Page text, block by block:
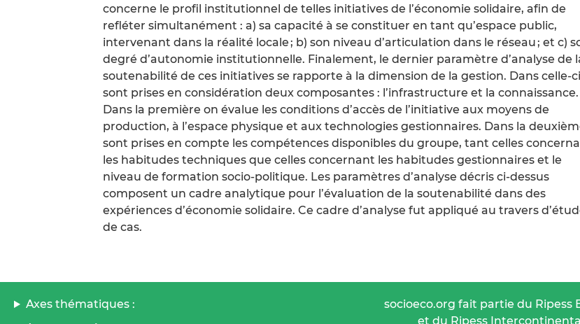
concerne le profil institutionnel de telles initiatives de l’économie solidaire, afin de
refléter simultanément : a) sa capacité à se constituer en tant qu’espace public,
intervenant dans la réalité locale ; b) son niveau d’articulation dans le réseau ; et c)
degré d’autonomie institutionnelle. Finalement, le dernier paramètre d’analyse de
soutenabilité de ces initiatives se rapporte à la dimension de la gestion. Dans celle-
sont prises en considération deux composantes : l’infrastructure et la connaissance.
Dans la première on évalue les conditions d’accès de l’initiative aux moyens de
production, à l’espace physique et aux technologies gestionnaires. Dans la
sont prises en compte les compétences disponibles du groupe, tant celles
les habitudes techniques que celles concernant les habitudes gestionnaires et le
niveau de formation socio-politique. Les paramètres d’analyse décris ci-dessus
composent un cadre analytique pour l’évaluation de la soutenabilité dans des
expériences d’économie solidaire. Ce cadre d’analyse fut appliqué au travers
de cas.
Axes thématiques :
socioeco.org fait partie du Ripess
et du Ripess